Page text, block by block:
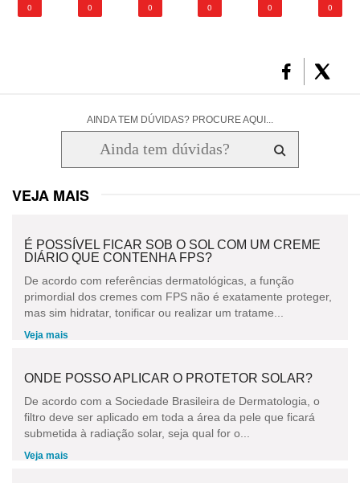
0 0 0 0 0 0
AINDA TEM DÚVIDAS? PROCURE AQUI...
VEJA MAIS
É POSSÍVEL FICAR SOB O SOL COM UM CREME
DIÁRIO QUE CONTENHA FPS?
De acordo com referências dermatológicas, a função
primordial dos cremes com FPS não é exatamente proteger,
mas sim hidratar, tonificar ou realizar um tratame...
Veja mais
ONDE POSSO APLICAR O PROTETOR SOLAR?
De acordo com a Sociedade Brasileira de Dermatologia, o
filtro deve ser aplicado em toda a área da pele que ficará
submetida à radiação solar, seja qual for o...
Veja mais